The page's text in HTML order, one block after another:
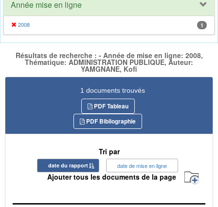
Année mise en ligne
2008 1
Résultats de recherche : - Année de mise en ligne: 2008,
Thématique: ADMINISTRATION PUBLIQUE, Auteur:
YAMGNANE, Kofi
1 documents trouvés
PDF Tableau
PDF Bibliographie
Tri par
date du rapport date de mise en ligne
Ajouter tous les documents de la page